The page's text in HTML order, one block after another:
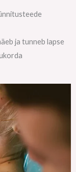
ja tunneb lapse